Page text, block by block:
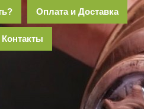
Оплата и Доставка
Контакты